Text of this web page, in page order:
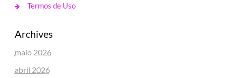
Termos de Uso
Archives
maio 2026
abril 2026